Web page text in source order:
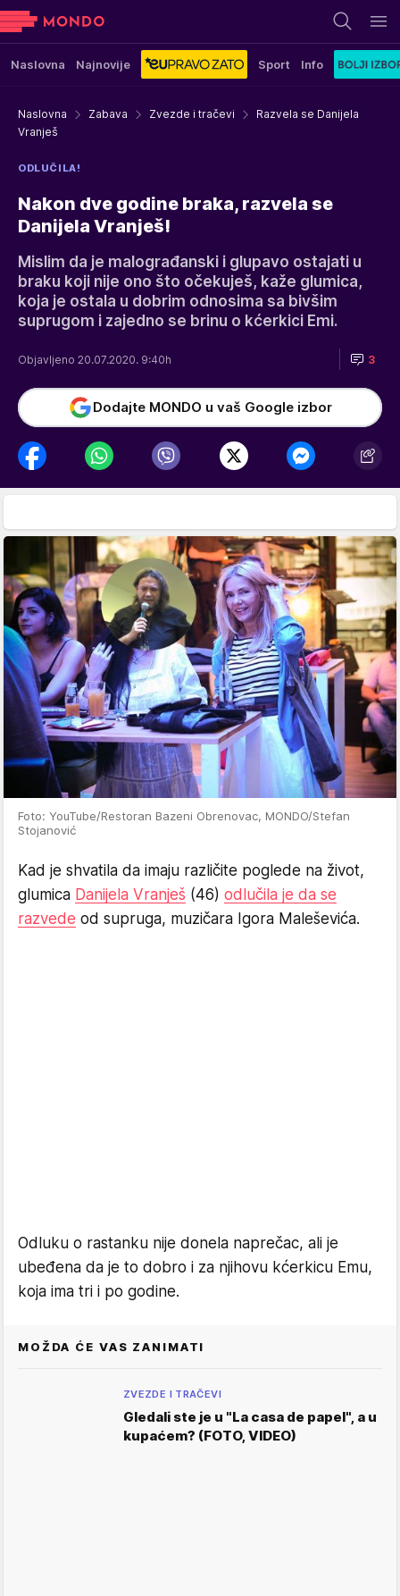
Naslovna Najnovije Sport Info
Naslovna Zabava Zvezde i tračevi
Razvela se Danijela
Vranješ
ODLUČILA!
Nakon dve godine braka, razvela se
Danijela Vranješ!
Mislim da je malograđanski i glupavo ostajati u
braku koji nije ono što očekuješ, kaže glumica,
koja je ostala u dobrim odnosima sa bivšim
suprugom i zajedno se brinu o kćerkici Emi.
Objavljeno 20.07.2020. 9:40h 3
Dodajte MONDO u vaš Google izbor
Foto: YouTube/Restoran Bazeni Obrenovac, MONDO/Stefan
Stojanović
Kad je shvatila da imaju različite poglede na život,
glumica Danijela Vranješ (46) odlučila je da se
razvede od supruga, muzičara Igora Maleševića.
Odluku o rastanku nije donela naprečac, ali je
ubeđena da je to dobro i za njihovu kćerkicu Emu,
koja ima tri i po godine.
MOŽDA ĆE VAS ZANIMATI
ZVEZDE I TRAČEVI
Gledali ste je u "La casa de papel", a u
kupaćem? (FOTO, VIDEO)